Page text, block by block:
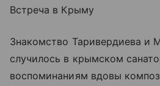
Встреча в Крыму
Знакомство Таривердиева и
случилось в крымском
воспоминаниям вдовы